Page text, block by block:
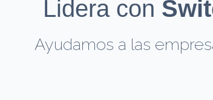
Lidera con
Ayudamos a las